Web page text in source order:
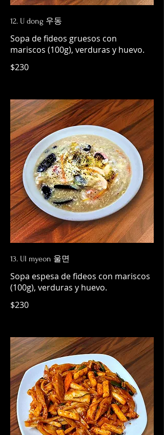
12. U dong 우동
Sopa de fideos gruesos con
mariscos (100g), verduras y huevo.
$230
13. Ul myeon 울면
Sopa espesa de fideos con mariscos
(100g), verduras y huevo.
$230